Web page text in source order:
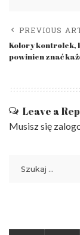
PREVIOUS
Kolory kontrolek,
powinien znać
Leave a
Musisz się